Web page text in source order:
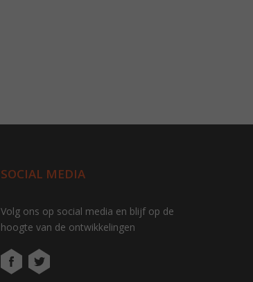
SOCIAL MEDIA
Volg ons op social media en blijf op de
hoogte van de ontwikkelingen